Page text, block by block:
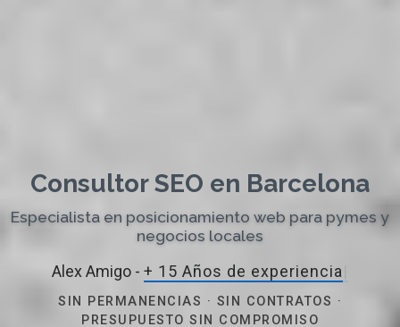
Consultor SEO en Barcelona
Especialista en posicionamiento web para pymes y
negocios locales
Alex Amigo - + 15 Años de exper|
SIN PERMANENCIAS · SIN CONTRATOS ·
PRESUPUESTO SIN COMPROMISO